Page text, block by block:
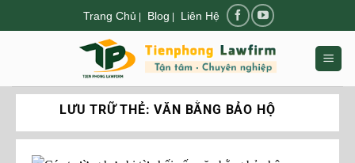
đến
Trang Chủ | Blog | Liên Hệ
LƯU TRỮ THẺ:VĂN BẰNG BẢO HỘ